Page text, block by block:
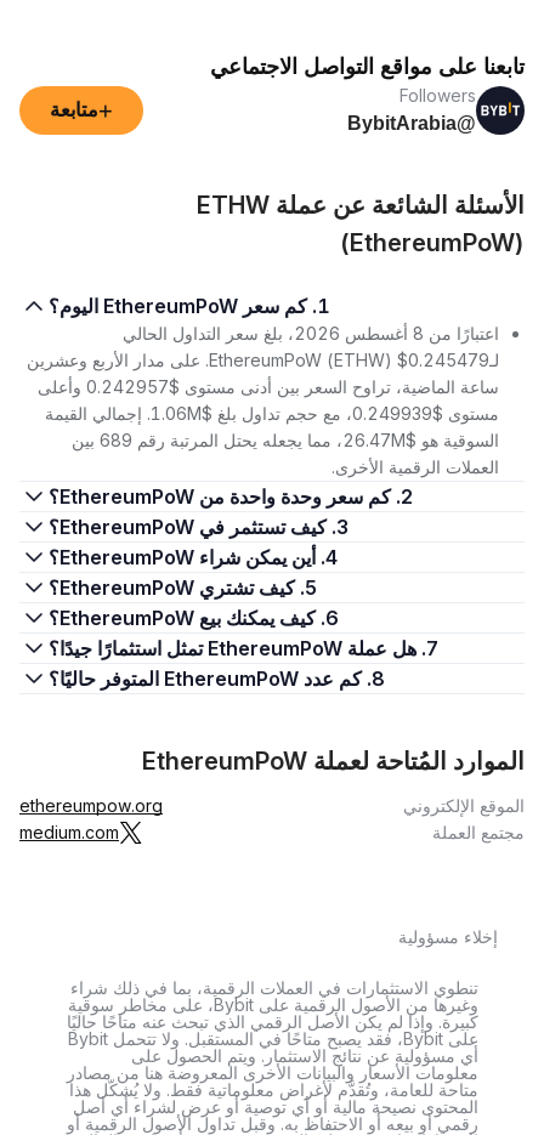
تابعنا على مواقع التواصل الاجتماعي
Followers
@BybitArabia
+متابعة
الأسئلة الشائعة عن عملة ETHW
(EthereumPoW)
1. كم سعر EthereumPoW اليوم؟
اعتبارًا من 8 أغسطس 2026، بلغ سعر التداول الحالي
لـEthereumPoW (ETHW) $0.245479. على مدار الأربع وعشرين
ساعة الماضية، تراوح السعر بين أدنى مستوى $0.242957 وأعلى
مستوى $0.249939، مع حجم تداول بلغ $1.06M. إجمالي القيمة
السوقية هو $26.47M، مما يجعله يحتل المرتبة رقم 689 بين
العملات الرقمية الأخرى.
2. كم سعر وحدة واحدة من EthereumPoW؟
3. كيف تستثمر في EthereumPoW؟
4. أين يمكن شراء EthereumPoW؟
5. كيف تشتري EthereumPoW؟
6. كيف يمكنك بيع EthereumPoW؟
7. هل عملة EthereumPoW تمثل استثمارًا جيدًا؟
8. كم عدد EthereumPoW المتوفر حاليًا؟
الموارد المُتاحة لعملة EthereumPoW
الموقع الإلكتروني
ethereumpow.org
مجتمع العملة
medium.com
إخلاء مسؤولية
تنطوي الاستثمارات في العملات الرقمية، بما في ذلك شراء
وغيرها من الأصول الرقمية على Bybit، على مخاطر سوقية
كبيرة. وإذا لم يكن الأصل الرقمي الذي تبحث عنه متاحًا حاليًا
على Bybit، فقد يصبح متاحًا في المستقبل. ولا تتحمل Bybit
أي مسؤولية عن نتائج الاستثمار. ويتم الحصول على
معلومات الأسعار والبيانات الأخرى المعروضة هنا من مصادر
متاحة للعامة، وتُقدَّم لأغراض معلوماتية فقط. ولا يُشكّل هذا
المحتوى نصيحة مالية أو أي توصية أو عرض لشراء أي أصل
رقمي أو بيعه أو الاحتفاظ به. وقبل تداول الأصول الرقمية أو